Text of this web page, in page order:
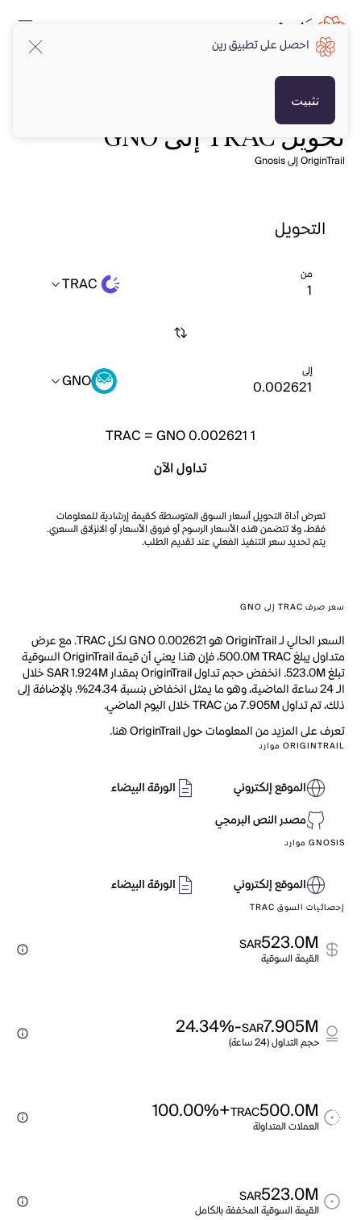
تحويل TRAC إلى GNO
OriginTrail إلى Gnosis
التحويل
من TRAC
إلى GNO
1
TRAC =GNO 0.002621
تداول الآن
تعرض أداة التحويل أسعار السوق المتوسطة كقيمة إرشادية للمعلومات
فقط، ولا تتضمن هذه الأسعار الرسوم أو فروق الأسعار أو الانزلاق السعري.
يتم تحديد سعر التنفيذ الفعلي عند تقديم الطلب.
سعر صرف TRAC إلى GNO
السعر الحالي لـ OriginTrail هو GNO 0.002621 لكل TRAC. مع عرض
متداول يبلغ 500.0M TRAC، فإن هذا يعني أن قيمة OriginTrail السوقية
تبلغ 523.0M. انخفض حجم تداول OriginTrail بمقدار SAR 1.924M خلال
الـ 24 ساعة الماضية، وهو ما يمثل انخفاض بنسبة 24.34%. بالإضافة إلى
ذلك، تم تداول 7.905M من TRAC خلال اليوم الماضي.
تعرف على المزيد من المعلومات حول OriginTrail هنا.
ORIGINTRAIL موارد
الموقع إلكتروني
الورقة البيضاء
مصدر النص البرمجي
GNOSIS موارد
الموقع إلكتروني الورقة البيضاء
إحصائيات السوق TRAC
523.0M
SAR
القيمة السوقية
7.905M
SAR
-24.34%
حجم التداول (24 ساعة)
500.0M
TRAC
+100.00%
العملات المتداولة
523.0M
SAR
القيمة السوقية المخففة بالكامل
احصل على تطبيق رين
تثبيت